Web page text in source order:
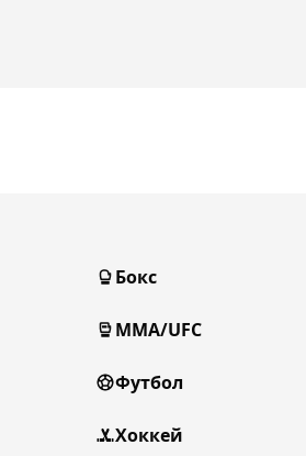
Бокс
MMA/UFC
Футбол
Хоккей